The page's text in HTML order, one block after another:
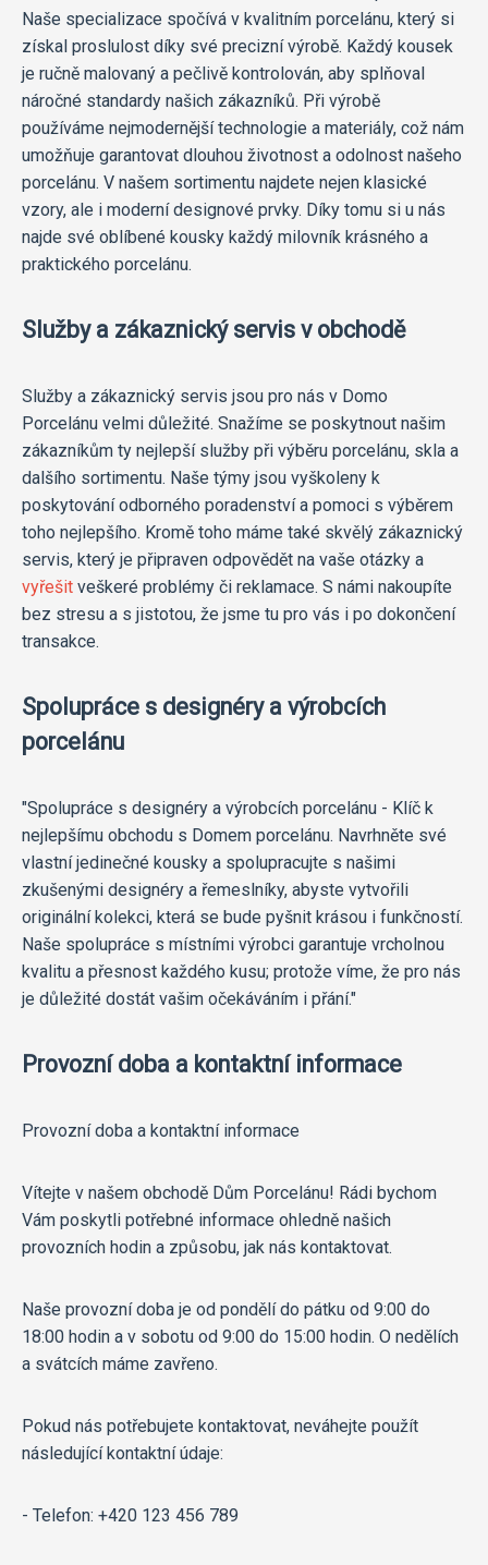
Naše specializace spočívá v kvalitním porcelánu, který si
získal proslulost díky své precizní výrobě. Každý kousek
je ručně malovaný a pečlivě kontrolován, aby splňoval
náročné standardy našich zákazníků. Při výrobě
používáme nejmodernější technologie a materiály, což nám
umožňuje garantovat dlouhou životnost a odolnost našeho
porcelánu. V našem sortimentu najdete nejen klasické
vzory, ale i moderní designové prvky. Díky tomu si u nás
najde své oblíbené kousky každý milovník krásného a
praktického porcelánu.
Služby a zákaznický servis v obchodě
Služby a zákaznický servis jsou pro nás v Domo
Porcelánu velmi důležité. Snažíme se poskytnout našim
zákazníkům ty nejlepší služby při výběru porcelánu, skla a
dalšího sortimentu. Naše týmy jsou vyškoleny k
poskytování odborného poradenství a pomoci s výběrem
toho nejlepšího. Kromě toho máme také skvělý zákaznický
servis, který je připraven odpovědět na vaše otázky a
vyřešit veškeré problémy či reklamace. S námi nakoupíte
bez stresu a s jistotou, že jsme tu pro vás i po dokončení
transakce.
Spolupráce s designéry a výrobcích
porcelánu
"Spolupráce s designéry a výrobcích porcelánu - Klíč k
nejlepšímu obchodu s Domem porcelánu. Navrhněte své
vlastní jedinečné kousky a spolupracujte s našimi
zkušenými designéry a řemeslníky, abyste vytvořili
originální kolekci, která se bude pyšnit krásou i funkčností.
Naše spolupráce s místními výrobci garantuje vrcholnou
kvalitu a přesnost každého kusu; protože víme, že pro nás
je důležité dostát vašim očekáváním i přání."
Provozní doba a kontaktní informace
Provozní doba a kontaktní informace
Vítejte v našem obchodě Dům Porcelánu! Rádi bychom
Vám poskytli potřebné informace ohledně našich
provozních hodin a způsobu, jak nás kontaktovat.
Naše provozní doba je od pondělí do pátku od 9:00 do
18:00 hodin a v sobotu od 9:00 do 15:00 hodin. O nedělích
a svátcích máme zavřeno.
Pokud nás potřebujete kontaktovat, neváhejte použít
následující kontaktní údaje:
- Telefon: +420 123 456 789